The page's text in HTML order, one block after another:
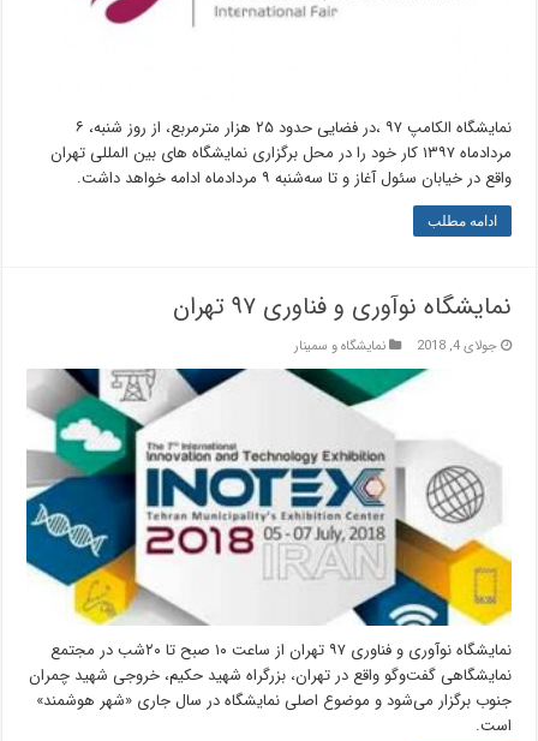
نمایشگاه الکامپ ۹۷ ،در فضایی حدود ۲۵ هزار مترمربع، از روز ‌شنبه، ۶
مردادماه ۱۳۹۷ کار خود را در محل برگزاری نمایشگاه های بین المللی تهران
واقع در خیابان سئول آغاز و تا سه‌شنبه ۹ مردادماه ادامه خواهد داشت.
ادامه مطلب
نمایشگاه نوآوری و فناوری ۹۷ تهران
جولای 4, 2018 نمایشگاه و سمینار
نمایشگاه نوآوری و فناوری ۹۷ تهران از ساعت ۱۰ صبح تا ۲۰شب در مجتمع
نمایشگاهی گفت‌وگو واقع در تهران، بزرگراه شهید حکیم، خروجی شهید چمران
جنوب برگزار می‌شود و موضوع اصلی نمایشگاه در سال جاری «شهر هوشمند»
است.